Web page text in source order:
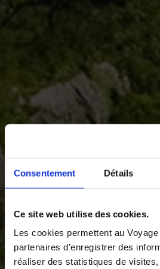
Consentement Détails
Ce site web utilise des cookies.
Les cookies permettent au
partenaires d’enregistrer des
réaliser des statistiques de